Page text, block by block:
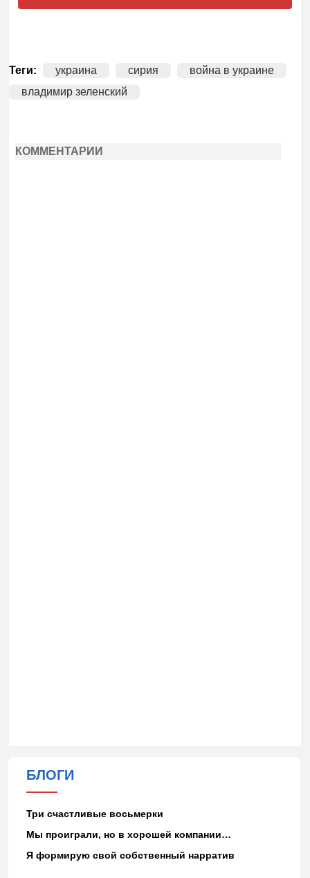
Теги: украина сирия
война в украине
владимир зеленский
КОММЕНТАРИИ
БЛОГИ
Три счастливые восьмерки
Мы проиграли, но в хорошей компании…
Я формирую свой собственный нарратив